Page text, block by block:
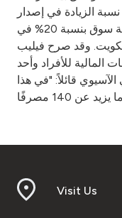
الزيادة في إصدار
البطاقة 20% في عام 2006 وحصة سوق بنسبة 20% في
وقد صرح فيليب
للأفراد وأحد
قائلاً: "في هذا
عن 140 مصرفًا
Visit Us